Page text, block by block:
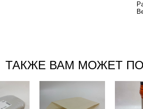
ТАКЖЕ ВАМ МОЖЕТ